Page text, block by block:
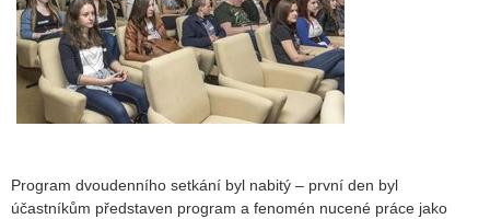
Program dvoudenního setkání byl nabitý – první den byl
účastníkům představen program a fenomén nucené práce jako